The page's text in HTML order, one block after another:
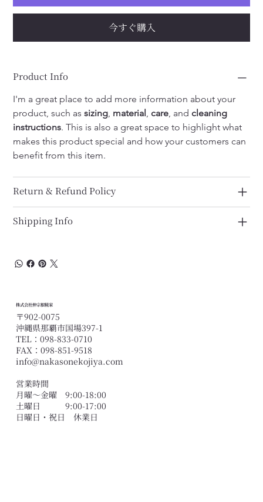
今すぐ購入
Product Info
I'm a great place to add more information about your
product, such as sizing, material , care, and cleaning
instructions. This is also a great space to highlight what
makes this product special and how your customers can
benefit from this item.
Return & Refund Policy
Shipping Info
株式会社仲宗根糀家
〒902-0075
沖縄県那覇市国場397-1
TEL：098-833-0710
FAX：098-851-9518
info@nakasonekojiya.com
営業時間
月曜〜金曜 9:00-18:00
土曜日 9:00-17:00
​日曜日・祝日 休業日